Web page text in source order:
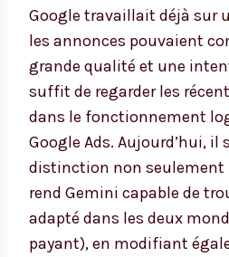
Google travaillait déjà sur
les annonces pouvaient
grande qualité et une
suffit de regarder les
dans le fonctionnement
Google Ads. Aujourd’hui, il
distinction non seulement
rend Gemini capable de
adapté dans les deux
payant), en modifiant